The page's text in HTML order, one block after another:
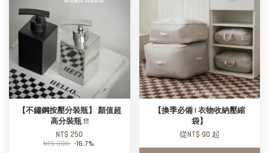
【不鏽鋼按壓分裝瓶】 顏值超
高分裝瓶 !!!
NT$ 250
NT$ 300 -16.7%
【換季必備 | 衣物收納壓縮
袋】
從NT$ 90 起